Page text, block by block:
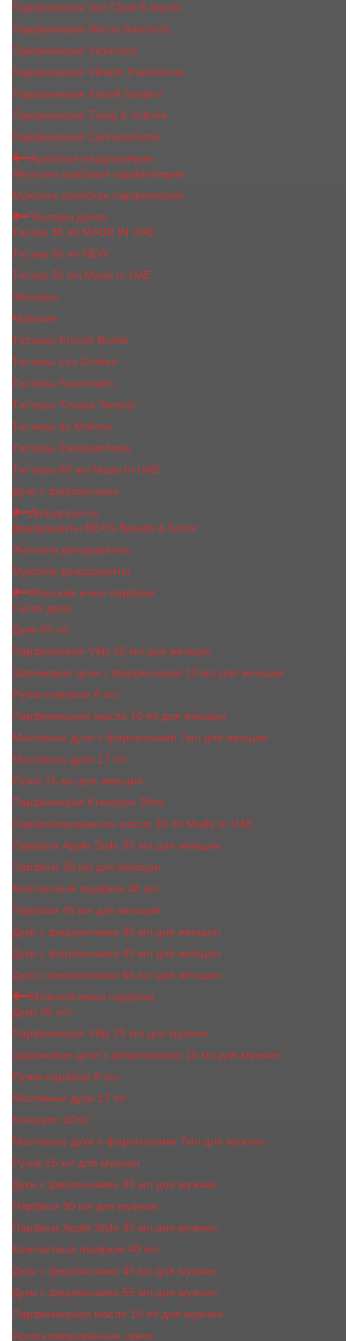
Парфюмерия Van Cleef & Arpels
Парфюмерия Vertus Narcos'is
Парфюмерия Victorious
Парфюмерия Vilhelm Parfumerie
Парфюмерия Xerjoff Sospiro
Парфюмерия Zadig & Voltaire
Парфюмерия Zarkoperfume
Арабская парфюмерия
Женская арабская парфюмерия
Мужская арабская парфюмерия
Тестеры духов
Тестер 35 ml MADE IN UAE
Тестер 60 ml NEW
Тестер 50 мл Made In UAE
Женские
Мужские
Тестеры Franck Boclet
Тестеры Les Contes
Тестеры Nasomatto
Тестеры Tiziana Terenzi
Тестеры Jо Malоnе
Тестеры Zarkoperfume
Тестеры 60 мл Made In UAE
Духи с феромонами
Дезодоранты
Дезодоранты BEA'S Beauty & Scent
Женские дезодоранты
Мужские дезодоранты
Женский мини парфюм
Сухие духи
Духи 65 ml
Парфюмерия Vilily 25 мл для женщин
Шариковые духи с феромонами 10 мл для женщин
Ручка-парфюм 8 мл
Парфюмерное масло 10 ml для женщин
Масляные духи c феромонами 7мл для женщин
Масляные духи 17 ml
Ручка 15 мл для женщин
Парфюмерия Kreasyon 20ml
Парфюмированное масло 20 ml Made In UAE
Парфюм Apple Style 35 мл для женщин
Парфюм 30 мл для женщин
Компактный парфюм 40 мл
Парфюм 45 мл для женщин
Духи с феромонами 35 мл для женщин
Духи с феромонами 45 мл для женщин
Духи с феромонами 55 мл для женщин
Мужской мини парфюм
Духи 65 мл
Парфюмерия Vilily 25 мл для мужчин
Шариковые духи с феромонами 10 мл для мужчин
Ручка-парфюм 8 мл
Масляные духи 17 ml
Kreasyon 20ml
Масляные духи c феромонами 7мл для мужчин
Ручка 15 мл для мужчин
Духи с феромонами 35 мл для мужчин
Парфюм 30 мл для мужчин
Парфюм Apple Style 35 мл для мужчин
Компактный парфюм 40 мл
Духи с феромонами 45 мл для мужчин
Духи с феромонами 55 мл для мужчин
Парфюмерное масло 10 ml для мужчин
Ароматизированные свечи